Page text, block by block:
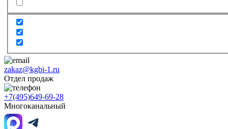
zakaz@kgbi-1.ru
Отдел продаж
+7(495)649-69-28
Многоканальный